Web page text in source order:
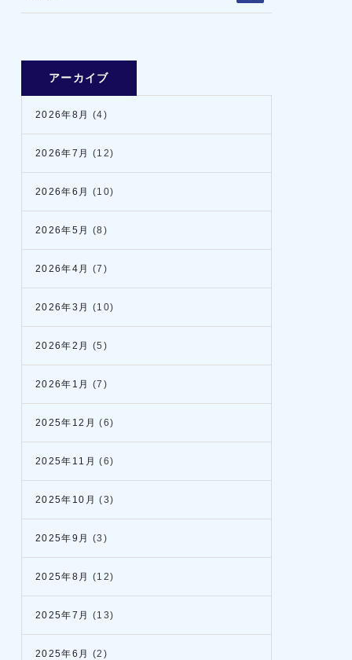
アーカイブ
2026年8月 (4)
2026年7月 (12)
2026年6月 (10)
2026年5月 (8)
2026年4月 (7)
2026年3月 (10)
2026年2月 (5)
2026年1月 (7)
2025年12月 (6)
2025年11月 (6)
2025年10月 (3)
2025年9月 (3)
2025年8月 (12)
2025年7月 (13)
2025年6月 (2)